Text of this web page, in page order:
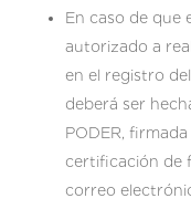
En caso de que
autorizado a
en el registro
deberá ser
PODER,
certificación de
correo